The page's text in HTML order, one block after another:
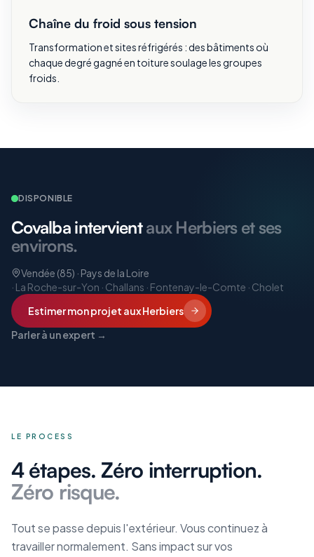
Chaîne du froid sous tension
Transformation et sites réfrigérés : des bâtiments où
chaque degré gagné en toiture soulage les groupes
froids.
DISPONIBLE
Covalba intervientaux Herbiers et ses
environs.
Vendée (85) · Pays de la Loire
· La Roche-sur-Yon · Challans · Fontenay-le-Comte · Cholet
Estimer mon projet aux Herbiers
Parler à un expert →
LE PROCESS
4 étapes. Zéro interruption.
Zéro risque.
Tout se passe depuis l'extérieur. Vous continuez à
travailler normalement. Sans impact sur vos